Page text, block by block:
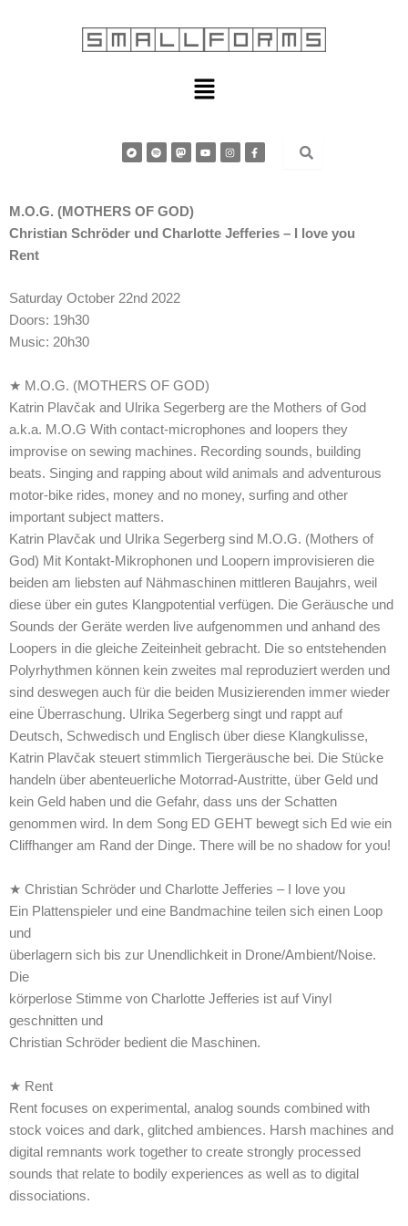
Menu
B
a
n
m
p
S
p
o
y
Y
o
u
I
n
s
m
F
a
c
f
M.O.G. (MOTHERS OF GOD)
Christian Schröder und Charlotte Jefferies – I love you
Rent
Saturday October 22nd 2022
Doors: 19h30
Music: 20h30
★ M.O.G. (MOTHERS OF GOD)
Katrin Plavčak and Ulrika Segerberg are the Mothers of God
a.k.a. M.O.G With contact-microphones and loopers they
improvise on sewing machines. Recording sounds, building
beats. Singing and rapping about wild animals and adventurous
motor-bike rides, money and no money, surfing and other
important subject matters.
Katrin Plavčak und Ulrika Segerberg sind M.O.G. (Mothers of
God) Mit Kontakt-Mikrophonen und Loopern improvisieren die
beiden am liebsten auf Nähmaschinen mittleren Baujahrs, weil
diese über ein gutes Klangpotential verfügen. Die Geräusche und
Sounds der Geräte werden live aufgenommen und anhand des
Loopers in die gleiche Zeiteinheit gebracht. Die so entstehenden
Polyrhythmen können kein zweites mal reproduziert werden und
sind deswegen auch für die beiden Musizierenden immer wieder
eine Überraschung. Ulrika Segerberg singt und rappt auf
Deutsch, Schwedisch und Englisch über diese Klangkulisse,
Katrin Plavčak steuert stimmlich Tiergeräusche bei. Die Stücke
handeln über abenteuerliche Motorrad-Austritte, über Geld und
kein Geld haben und die Gefahr, dass uns der Schatten
genommen wird. In dem Song ED GEHT bewegt sich Ed wie ein
Cliffhanger am Rand der Dinge. There will be no shadow for you!
★ Christian Schröder und Charlotte Jefferies – I love you
Ein Plattenspieler und eine Bandmachine teilen sich einen Loop
und
überlagern sich bis zur Unendlichkeit in Drone/Ambient/Noise.
Die
körperlose Stimme von Charlotte Jefferies ist auf Vinyl
geschnitten und
Christian Schröder bedient die Maschinen.
★ Rent
Rent focuses on experimental, analog sounds combined with
stock voices and dark, glitched ambiences. Harsh machines and
digital remnants work together to create strongly processed
sounds that relate to bodily experiences as well as to digital
dissociations.